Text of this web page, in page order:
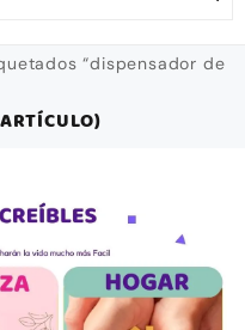
“dispensador de